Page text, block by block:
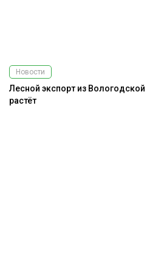
Новости
Лесной экспорт из
растёт